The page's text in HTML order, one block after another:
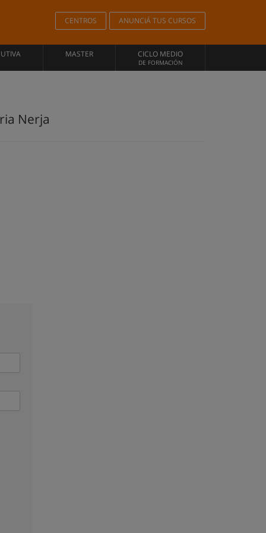
CENTROS ANUNCIÁ TUS CURSOS
MASTER CICLO MEDIO
DE FORMACIÓN
Nerja